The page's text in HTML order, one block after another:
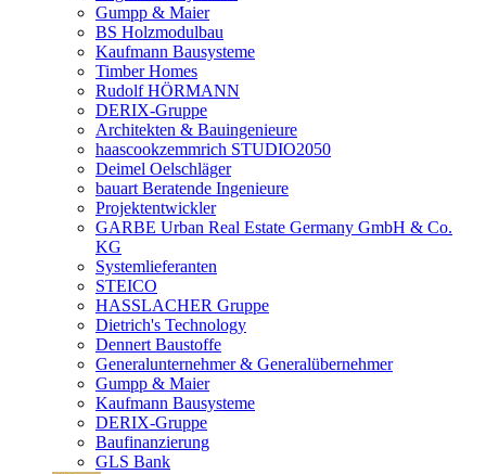
Gumpp & Maier
BS Holzmodulbau
Kaufmann Bausysteme
Timber Homes
Rudolf HÖRMANN
DERIX-Gruppe
Architekten & Bauingenieure
haascookzemmrich STUDIO2050
Deimel Oelschläger
bauart Beratende Ingenieure
Projektentwickler
GARBE Urban Real Estate Germany GmbH & Co.
KG
Systemlieferanten
STEICO
HASSLACHER Gruppe
Dietrich's Technology
Dennert Baustoffe
Generalunternehmer & Generalübernehmer
Gumpp & Maier
Kaufmann Bausysteme
DERIX-Gruppe
Baufinanzierung
GLS Bank